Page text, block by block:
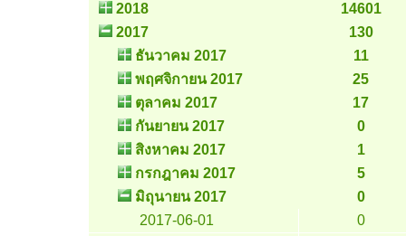
2018
14601
2017
130
ธันวาคม 2017
11
พฤศจิกายน 2017
25
ตุลาคม 2017
17
กันยายน 2017
0
สิงหาคม 2017
1
กรกฎาคม 2017
5
มิถุนายน 2017
0
2017-06-01
0